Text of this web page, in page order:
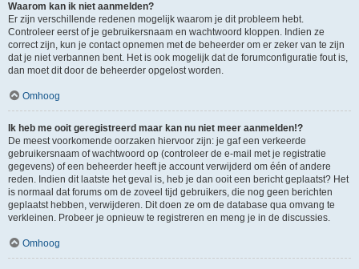
Waarom kan ik niet aanmelden?
Er zijn verschillende redenen mogelijk waarom je dit probleem hebt.
Controleer eerst of je gebruikersnaam en wachtwoord kloppen. Indien ze
correct zijn, kun je contact opnemen met de beheerder om er zeker van te zijn
dat je niet verbannen bent. Het is ook mogelijk dat de forumconfiguratie fout is,
dan moet dit door de beheerder opgelost worden.
Omhoog
Ik heb me ooit geregistreerd maar kan nu niet meer aanmelden!?
De meest voorkomende oorzaken hiervoor zijn: je gaf een verkeerde
gebruikersnaam of wachtwoord op (controleer de e-mail met je registratie
gegevens) of een beheerder heeft je account verwijderd om één of andere
reden. Indien dit laatste het geval is, heb je dan ooit een bericht geplaatst? Het
is normaal dat forums om de zoveel tijd gebruikers, die nog geen berichten
geplaatst hebben, verwijderen. Dit doen ze om de database qua omvang te
verkleinen. Probeer je opnieuw te registreren en meng je in de discussies.
Omhoog